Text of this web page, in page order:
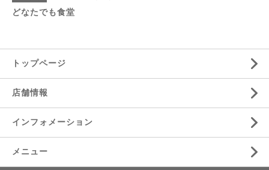
どなたでも食堂
トップページ
店舗情報
インフォメーション
メニュー